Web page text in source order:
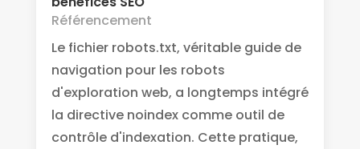
Référencement
Le fichier robots.txt, véritable guide de
navigation pour les robots
d'exploration web, a longtemps intégré
la directive noindex comme outil de
contrôle d'indexation. Cette pratique,